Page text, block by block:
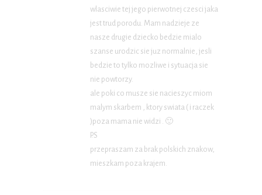
wlasciwie tej jego pierwotnej czesci jaka
jest trud porodu. Mam nadzieje ze
nasze drugie dziecko bedzie mialo
szanse urodzic sie juz normalnie, jesli
bedzie to tylko mozliwe i sytuacja sie
nie powtorzy.
ale poki co musze sie nacieszyc miom
malym skarbem , ktory swiata ( i raczek
)poza mama nie widzi . 🙂
P.S
przepraszam za brak polskich znakow,
mieszkam poza krajem.